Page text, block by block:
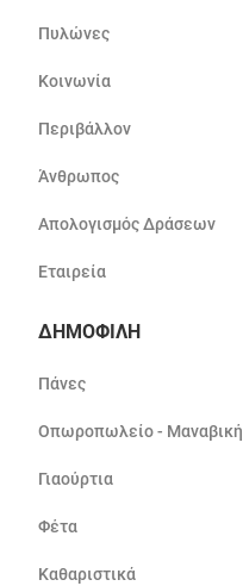
Πυλώνες
Κοινωνία
Περιβάλλον
Άνθρωπος
Απολογισμός Δράσεων
Εταιρεία
ΔΗΜΟΦΙΛΗ
Πάνες
Οπωροπωλείο - Μαναβική
Γιαούρτια
Φέτα
Καθαριστικά